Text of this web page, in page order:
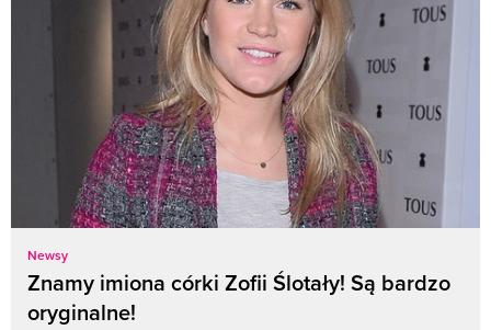
Newsy
Znamy imiona córki Zofii Ślotały! Są bardzo
oryginalne!